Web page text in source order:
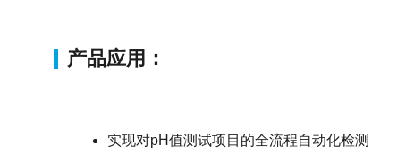
产品应用：
实现对pH值测试项目的全流程自动化检测